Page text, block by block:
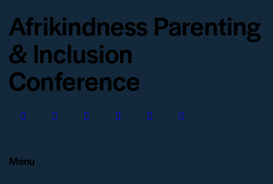
Afrikindness Parenting
& Inclusion
Conference
Menu